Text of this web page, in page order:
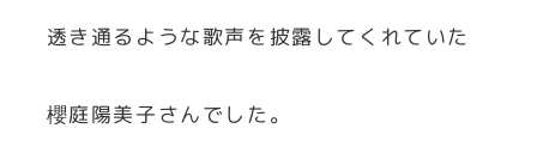
透き通るような歌声を披露してくれていた
櫻庭陽美子さんでした。